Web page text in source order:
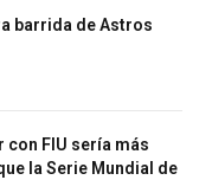
barrida de Astros
con FIU sería más
la Serie Mundial de